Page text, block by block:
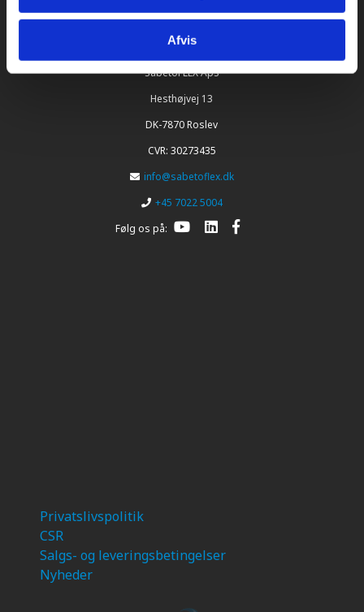
Afvis
SabetoFLEX ApS
Hesthøjvej 13
DK-7870 Roslev
CVR: 30273435
info@sabetoflex.dk
+45 7022 5004
Følg os på:
Privatslivspolitik
CSR
Salgs- og leveringsbetingelser
Nyheder